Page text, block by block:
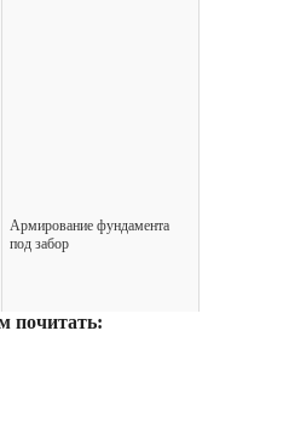
Армирование фундамента
под забор
почитать: